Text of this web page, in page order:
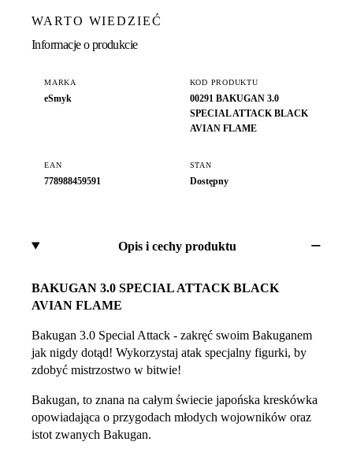
WARTO WIEDZIEĆ
Informacje o produkcie
MARKA
eSmyk
KOD PRODUKTU
00291 BAKUGAN 3.0
SPECIAL ATTACK BLACK
AVIAN FLAME
EAN
778988459591
STAN
Dostępny
Opis i cechy produktu
BAKUGAN 3.0 SPECIAL ATTACK BLACK
AVIAN FLAME
Bakugan 3.0 Special Attack - zakręć swoim Bakuganem
jak nigdy dotąd! Wykorzystaj atak specjalny figurki, by
zdobyć mistrzostwo w bitwie!
Bakugan, to znana na całym świecie japońska kreskówka
opowiadająca o przygodach młodych wojowników oraz
istot zwanych Bakugan.